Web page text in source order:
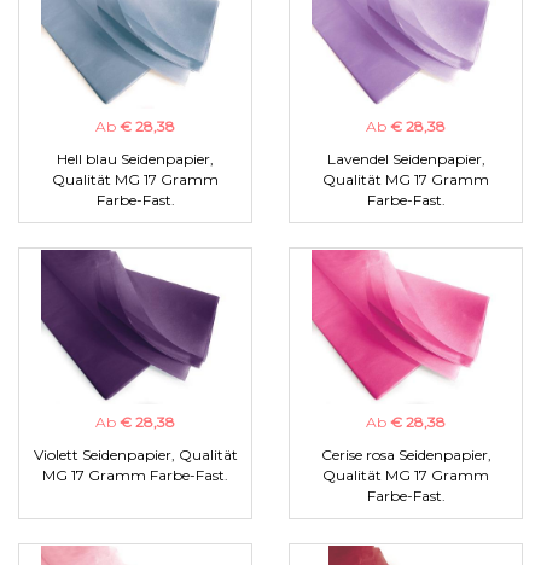
Ab € 28,38
Hell blau Seidenpapier,
Qualität MG 17 Gramm
Farbe-Fast.
Ab € 28,38
Lavendel Seidenpapier,
Qualität MG 17 Gramm
Farbe-Fast.
Ab € 28,38
Violett Seidenpapier, Qualität
MG 17 Gramm Farbe-Fast.
Ab € 28,38
Cerise rosa Seidenpapier,
Qualität MG 17 Gramm
Farbe-Fast.